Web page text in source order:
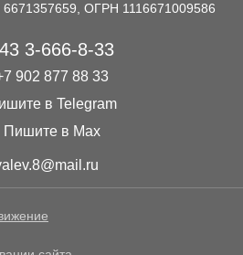
ОГРН 1116671009586
3-666-8-33
902 877 88 33
в Telegram
Пишите в Max